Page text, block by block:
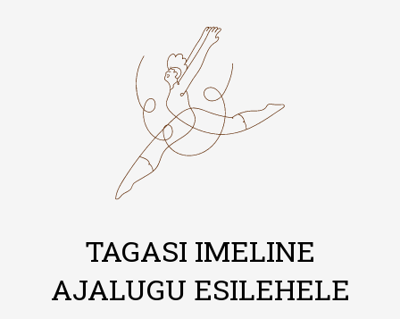
TAGASI IMELINE
AJALUGU ESILEHELE